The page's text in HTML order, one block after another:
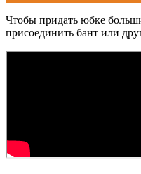
Чтобы придать юбке
присоединить бант или